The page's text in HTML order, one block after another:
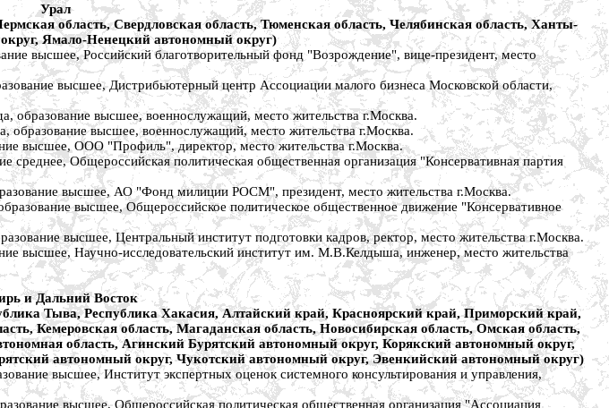
Урал
область, Свердловская область, Тюменская область, Челябинская область, Ханты-
Ямало-Ненецкий автономный округ)
Российский благотворительный фонд "Возрождение", вице-президент, место
высшее, Дистрибьютерный центр Ассоциации малого бизнеса Московской области,
высшее, военнослужащий, место жительства г.Москва.
высшее, военнослужащий, место жительства г.Москва.
ООО "Профиль", директор, место жительства г.Москва.
Общероссийская политическая общественная организация "Консервативная партия
высшее, АО "Фонд милиции РОСМ", президент, место жительства г.Москва.
высшее, Общероссийское политическое общественное движение "Консервативное
высшее, Центральный институт подготовки кадров, ректор, место жительства г.Москва.
Научно-исследовательский институт им. М.В.Келдыша, инженер, место жительства
и Дальний Восток
Тыва, Республика Хакасия, Алтайский край, Красноярский край, Приморский край,
Кемеровская область, Магаданская область, Новосибирская область, Омская область,
область, Агинский Бурятский автономный округ, Корякский автономный округ,
автономный округ, Чукотский автономный округ, Эвенкийский автономный округ)
высшее, Институт экспертных оценок системного консультирования и управления,
высшее, Общероссийская политическая общественная организация "Ассоциация